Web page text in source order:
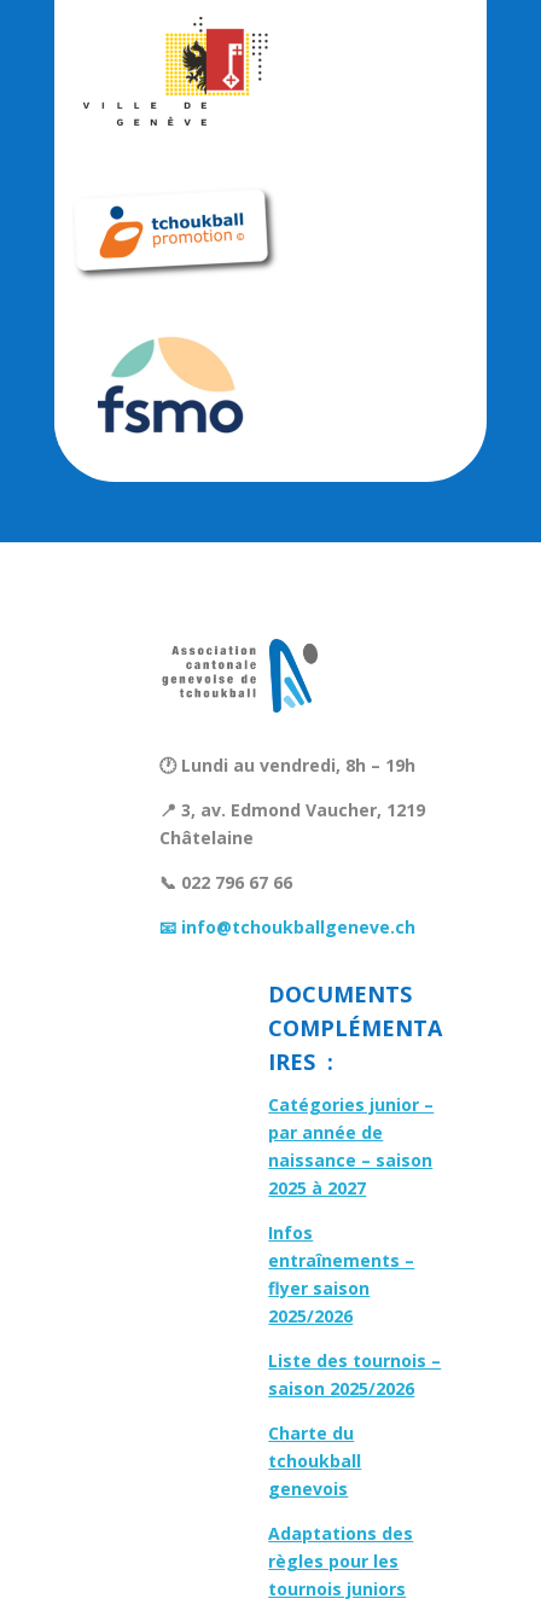
🕐 Lundi au vendredi, 8h – 19h
📍 3, av. Edmond Vaucher, 1219
Châtelaine
📞 022 796 67 66
📧 info@tchoukballgeneve.ch
DOCUMENTS
COMPLÉMENTA
IRES :
Catégories junior –
par année de
naissance – saison
2025 à 2027
Infos
entraînements –
flyer saison
2025/2026
Liste des tournois –
saison 2025/2026
Charte du
tchoukball
genevois
Adaptations des
règles pour les
tournois juniors